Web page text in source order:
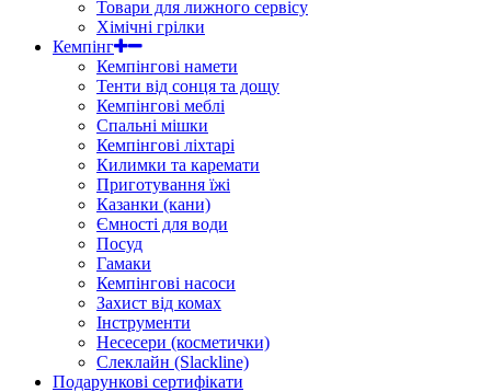
Товари для лижного сервісу
Хімічні грілки
Кемпінг
Кемпінгові намети
Тенти від сонця та дощу
Кемпінгові меблі
Спальні мішки
Кемпінгові ліхтарі
Килимки та каремати
Приготування їжі
Казанки (кани)
Ємності для води
Посуд
Гамаки
Кемпінгові насоси
Захист від комах
Інструменти
Несесери (косметички)
Слеклайн (Slackline)
Подарункові сертифікати